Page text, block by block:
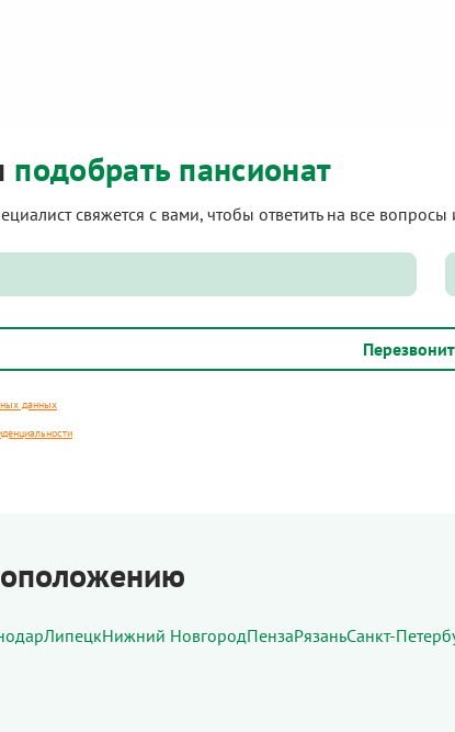
подобрать пансионат
свяжется с вами, чтобы ответить на все
данных
ЛипецкНижний НовгородПензаРязаньСанкт-